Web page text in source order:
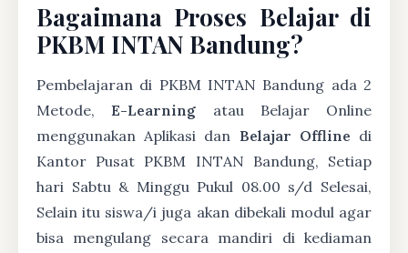
Bagaimana Proses Belajar di
PKBM INTAN Bandung?
Pembelajaran di PKBM INTAN Bandung ada 2
Metode,E-Learning atau Belajar Online
menggunakan Aplikasi dan Belajar Offline di
Kantor Pusat PKBM INTAN Bandung, Setiap
hari Sabtu & Minggu Pukul 08.00 s/d Selesai,
Selain itu siswa/i juga akan dibekali modul agar
bisa mengulang secara mandiri di kediaman